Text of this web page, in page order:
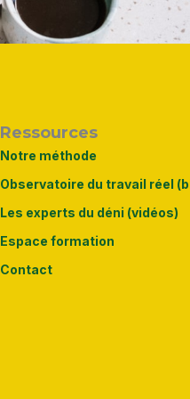
Ressources
Notre méthode
Observatoire du travail réel
Les experts du déni (vidéos)
Espace formation
Contact